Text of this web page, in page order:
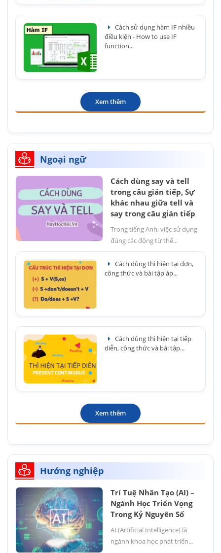
Cách sử dụng hàm IF nhiều
điều kiện - How to use IF
function...
Xem thêm
Ngoại ngữ
Cách dùng say và tell
trong câu gián tiếp, Sự
khác nhau giữa tell và
say trong câu gián tiếp
Trong tiếng Anh, việc sử dụng
đúng các động từ thể...
Cách dùng thì hiện tại đơn,
công thức và bài tập áp...
Cách dùng thì hiện tại tiếp
diễn, công thức và bài tập...
Xem thêm
Hướng nghiệp
Trí Tuệ Nhân Tạo (AI) –
Ngành Học Triển Vọng
Trong Kỷ Nguyên Số
AI (Artificial Intelligence) là
ngành khoa học phát triển...